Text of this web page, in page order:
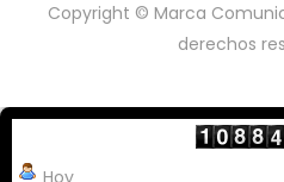
Copyright © Marca
derechos